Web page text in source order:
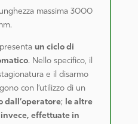
massima 3000
presentaun ciclo di
. Nello specifico, il
e il disarmo
con l’utilizzo di un
dall’operatore; le altre
effettuate in